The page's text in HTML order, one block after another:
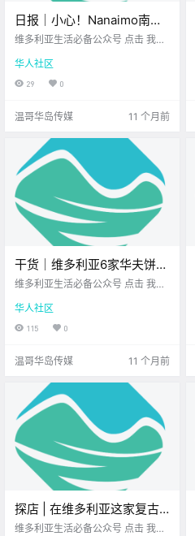
日报｜小心！Nanaimo南部
发现新山火！Saanich
池关闭检修！
维多利亚生活必备公众号 点击 我在
华人社区
29 0
温哥华岛传媒 11 个月前
干货｜维多利亚6家华夫饼必
打卡！甜咸都有，吃到停不
维多利亚生活必备公众号 点击 我在
想一直在你身边 维多利亚的吃货们
集合啦！ 华夫饼不只是早餐 它完全
华人社区
115 0
温哥华岛传媒 11 个月前
探店 | 在维多利亚这家复古
文具店，用打字机找回慢时
维多利亚生活必备公众号 点击 我在